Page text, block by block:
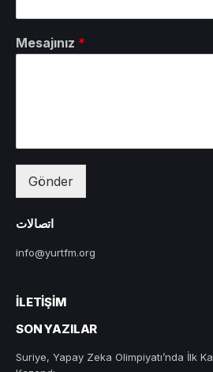
Mesajınız *
Gönder
اتصالات
info@yurtfm.org
İLETIŞIM
SON YAZILAR
Suriye, Yapay Zeka Olimpiyatı’nda İlk